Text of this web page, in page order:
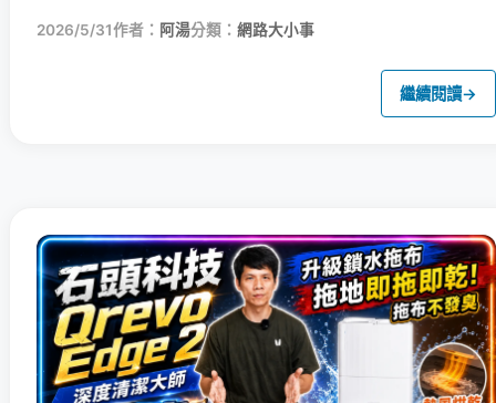
2026/5/31作者： 阿湯分類： 網路大小事
繼續閱讀→